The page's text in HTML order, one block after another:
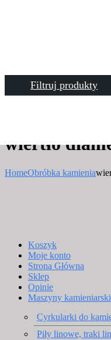
Filtruj produkty
wiertło
HomeObróbka kamienia
Koszyk
Moje konto
Strona Główna
Sklep
Opinie
Maszyny
Cyrkularki do
Piły linowe, traki